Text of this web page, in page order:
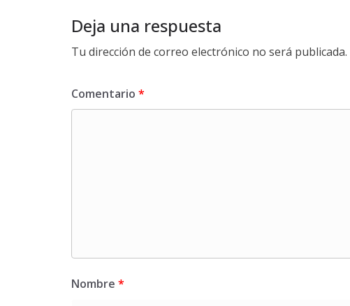
Deja una respuesta
Tu dirección de correo electrónico no será publicada.
Comentario *
Nombre *